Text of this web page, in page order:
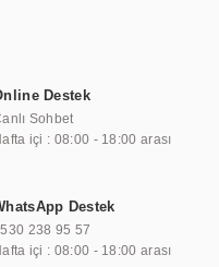
kendi ürettiği ürünlerde
signage, kiosk, totem, akıllı
digital menüboard, marin
ekranlar, kapı önü bilgi
mini PC, endüstriyel mini PC ve
110” boyutları arasında
Destek
Sohbet
içi : 08:00 - 18:00 arası
Destek
238 95 57
içi : 08:00 - 18:00 arası